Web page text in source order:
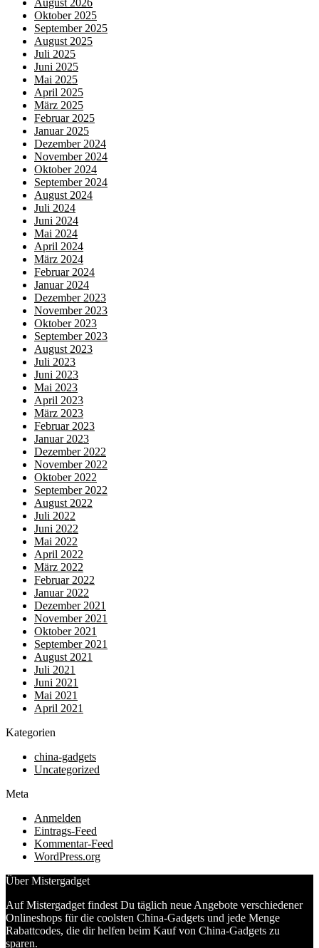
August 2026
Oktober 2025
September 2025
August 2025
Juli 2025
Juni 2025
Mai 2025
April 2025
März 2025
Februar 2025
Januar 2025
Dezember 2024
November 2024
Oktober 2024
September 2024
August 2024
Juli 2024
Juni 2024
Mai 2024
April 2024
März 2024
Februar 2024
Januar 2024
Dezember 2023
November 2023
Oktober 2023
September 2023
August 2023
Juli 2023
Juni 2023
Mai 2023
April 2023
März 2023
Februar 2023
Januar 2023
Dezember 2022
November 2022
Oktober 2022
September 2022
August 2022
Juli 2022
Juni 2022
Mai 2022
April 2022
März 2022
Februar 2022
Januar 2022
Dezember 2021
November 2021
Oktober 2021
September 2021
August 2021
Juli 2021
Juni 2021
Mai 2021
April 2021
Kategorien
china-gadgets
Uncategorized
Meta
Anmelden
Eintrags-Feed
Kommentar-Feed
WordPress.org
Über Mistergadget
Auf Mistergadget findest Du täglich neue Angebote verschiedener
Onlineshops für die coolsten China-Gadgets und jede Menge
Rabattcodes, die dir helfen beim Kauf von China-Gadgets zu
sparen.